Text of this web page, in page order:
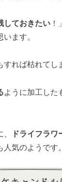
しておきたい
ます。
れば枯れてし
ように加工した
ドライフラワ
人気のようです。